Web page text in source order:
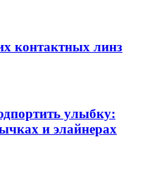
контактных линз
улыбку:
и элайнерах